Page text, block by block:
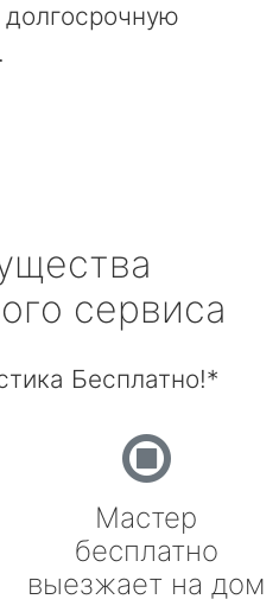
сервиса
Бесплатно!*
Мастер
бесплатно
выезжает на дом